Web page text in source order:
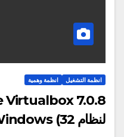
انظمة التشغيل انظمة وهمية
لنظام Windows (32 بت/64 بت) أحدث